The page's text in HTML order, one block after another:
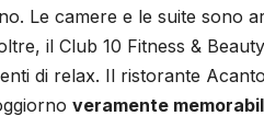
Le camere e le suite sono
il Club 10 Fitness &
di relax. Il ristorante
veramente